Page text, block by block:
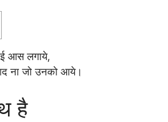
आस लगाये,
ना जो उनको आये।
है